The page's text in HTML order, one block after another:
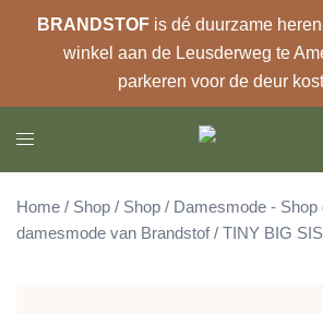
BRANDSTOF is dé duurzame
winkel aan de Leusderweg te
parkeren voor de deur
naar
de
inhoud
Toggle
Home / Shop / Shop / Damesmode - Shop
damesmode van Brandstof/ TINY BIG